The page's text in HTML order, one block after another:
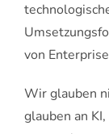
von
Wir glauben
glauben an